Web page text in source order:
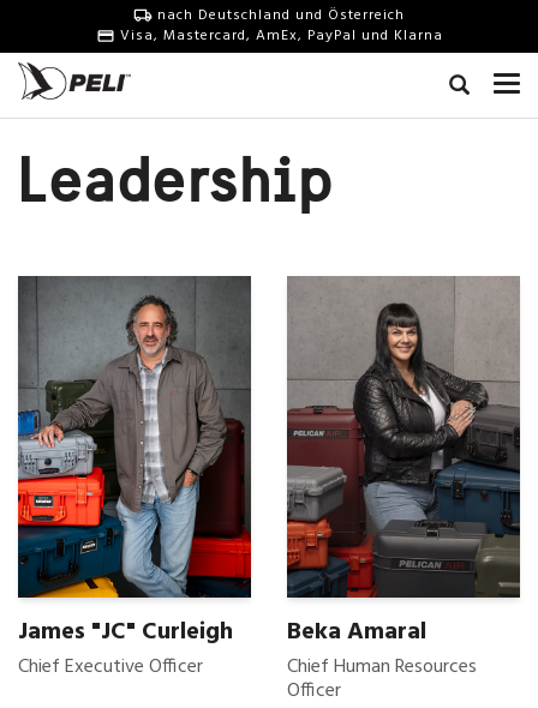
nach Deutschland und Österreich
Visa, Mastercard, AmEx, PayPal und Klarna
Leadership
James "JC" Curleigh
Chief Executive Officer
Beka Amaral
Chief Human Resources
Officer